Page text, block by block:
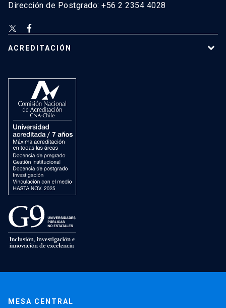
Dirección de Postgrado: +56 2 2354 4028
ACREDITACIÓN
MESA CENTRAL